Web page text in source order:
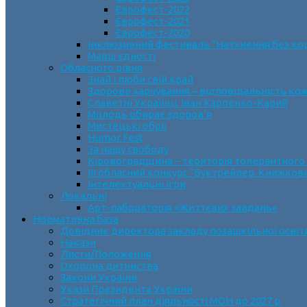
Єврофест-2022
Єврофест-2021
Єврофест-2020
Інклюзивний фестиваль “Натхнення без
Марш єдності
Обласного рівня
Знай і люби свій край
Здорове харчування – відповідальність
Славетні Українці. Іван Карпенко-Карий
Молодь обирає здоров’я
Мистецькі обрії
Humor Fest
За нашу свободу
Кіровоградщина – територія
ІII обласний конкурс “Буктрейлер.
Інтелектуальні ігри
Локальні
Арт-лабораторія «Життєвих завдань»
Нормативна база
Довідник директора закладу позашкільної
Накази
Листи/Положення
Охорона дитинства
Закони України
Укази Президента України
Стратегічний план діяльності МОН до 2027 р.